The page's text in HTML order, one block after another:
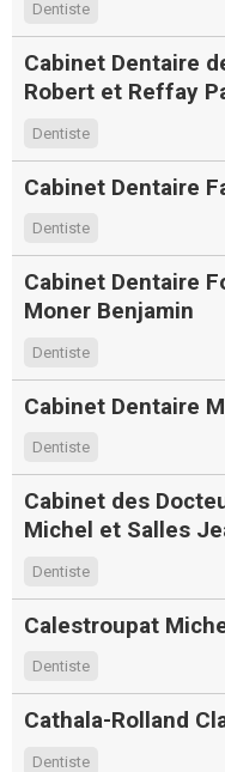
Dentiste
Cabinet Dentaire
Robert et Reffay
Dentiste
Cabinet Dentaire
Dentiste
Cabinet Dentaire
Moner Benjamin
Dentiste
Cabinet Dentaire
Dentiste
Cabinet des
Michel et Salles
Dentiste
Calestroupat
Dentiste
Cathala-Rolland
Dentiste